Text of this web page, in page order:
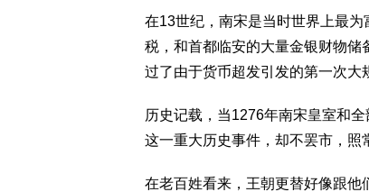
在13世纪，南宋是当时世界上最
税，和首都临安的大量金银财物
过了由于货币超发引发的第一次大
历史记载，当1276年南宋皇室和
这一重大历史事件，却不罢市，照
在老百姓看来，王朝更替好像跟他